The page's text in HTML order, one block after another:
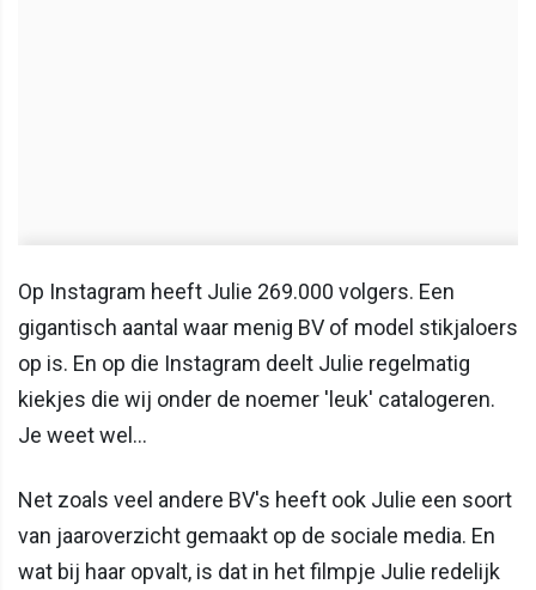
Op Instagram heeft Julie 269.000 volgers. Een
gigantisch aantal waar menig BV of model stikjaloers
op is. En op die Instagram deelt Julie regelmatig
kiekjes die wij onder de noemer 'leuk' catalogeren.
Je weet wel...
Net zoals veel andere BV's heeft ook Julie een soort
van jaaroverzicht gemaakt op de sociale media. En
wat bij haar opvalt, is dat in het filmpje Julie redelijk